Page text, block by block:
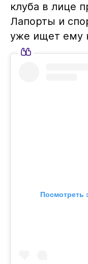
клуба в лице
Лапорты и
уже ищет ему
Посмотреть